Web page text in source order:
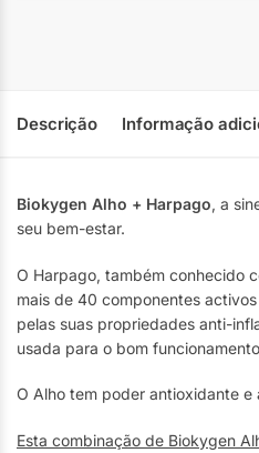
Descrição Informação
Biokygen Alho + Harpago, a
seu bem-estar.
O Harpago, também conhecido
mais de 40 componentes
pelas suas propriedades anti-
usada para o bom
O Alho tem poder antioxidante e
Esta combinação de Biokygen